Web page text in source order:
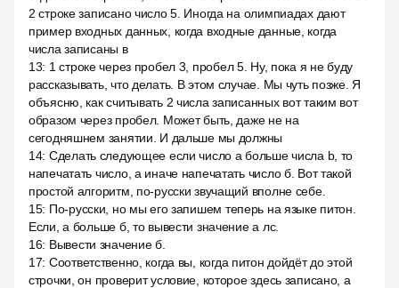
2 строке записано число 5. Иногда на олимпиадах дают
пример входных данных, когда входные данные, когда
числа записаны в
13: 1 строке через пробел 3, пробел 5. Ну, пока я не буду
рассказывать, что делать. В этом случае. Мы чуть позже. Я
объясню, как считывать 2 числа записанных вот таким вот
образом через пробел. Может быть, даже не на
сегодняшнем занятии. И дальше мы должны
14: Сделать следующее если число a больше числа b, то
напечатать число, а иначе напечатать число б. Вот такой
простой алгоритм, по-русски звучащий вполне себе.
15: По-русски, но мы его запишем теперь на языке питон.
Если, а больше б, то вывести значение а лс.
16: Вывести значение б.
17: Соответственно, когда вы, когда питон дойдёт до этой
строчки, он проверит условие, которое здесь записано, а